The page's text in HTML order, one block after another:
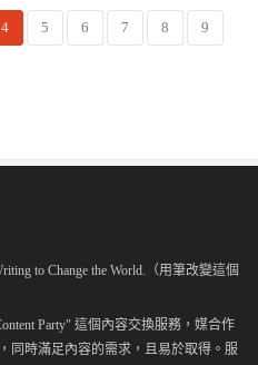
4 5 6 7 8 9
to Change the World.（用筆改變這個
Party" 這個內容交換服務，媒合作
同時滿足內容的需求，且易於取得。服